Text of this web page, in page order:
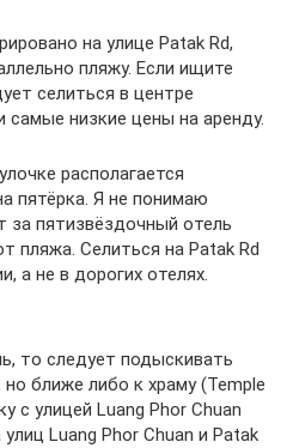
на улице Patak Rd,
пляжу. Если ищите
селиться в центре
самые низкие цены на аренду.
располагается
пятёрка. Я не понимаю
за пятизвёздочный отель
пляжа. Селиться на Patak Rd
а не в дорогих отелях.
то следует подыскивать
но ближе либо к храму (Temple
с улицей Luang Phor Chuan
Luang Phor Chuan и Patak